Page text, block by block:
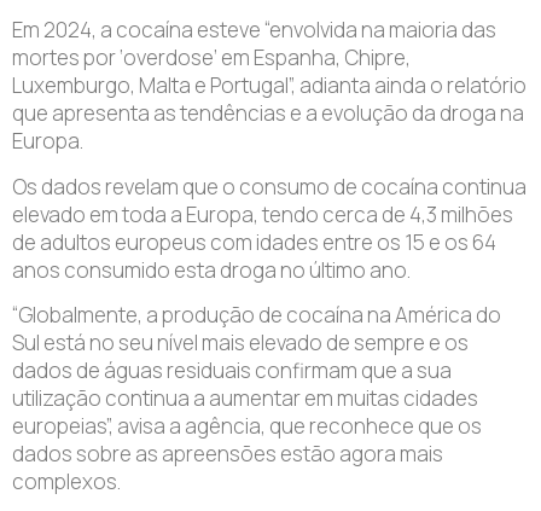
Em 2024, a cocaína esteve “envolvida na maioria das
mortes por ‘overdose’ em Espanha, Chipre,
Luxemburgo, Malta e Portugal”, adianta ainda o relatório
que apresenta as tendências e a evolução da droga na
Europa.
Os dados revelam que o consumo de cocaína continua
elevado em toda a Europa, tendo cerca de 4,3 milhões
de adultos europeus com idades entre os 15 e os 64
anos consumido esta droga no último ano.
“Globalmente, a produção de cocaína na América do
Sul está no seu nível mais elevado de sempre e os
dados de águas residuais confirmam que a sua
utilização continua a aumentar em muitas cidades
europeias”, avisa a agência, que reconhece que os
dados sobre as apreensões estão agora mais
complexos.